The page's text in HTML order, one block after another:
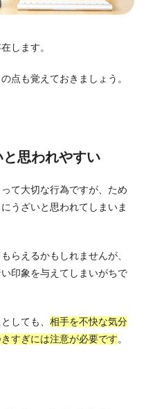
します。
点も覚えておきましょう。
思われやすい
て大切な行為ですが、ため
うざいと思われてしまいま
らえるかもしれませんが、
印象を与えてしまいがちで
しても、 相手を不快な気分
すぎには注意が必要です。